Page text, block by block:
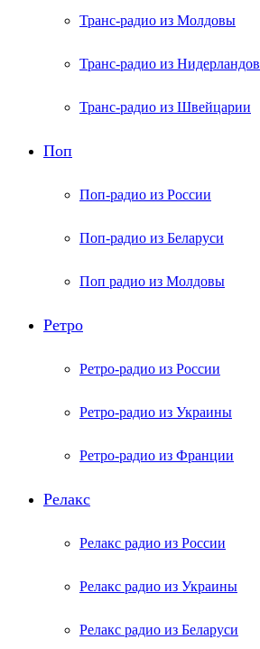
Транс-радио из Молдовы
Транс-радио из Нидерландов
Транс-радио из Швейцарии
Поп
Поп-радио из России
Поп-радио из Беларуси
Поп радио из Молдовы
Ретро
Ретро-радио из России
Ретро-радио из Украины
Ретро-радио из Франции
Релакс
Релакс радио из России
Релакс радио из Украины
Релакс радио из Беларуси